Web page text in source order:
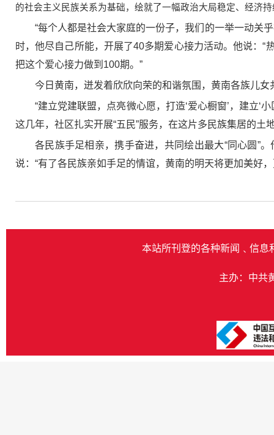
的社会主义民族关系为基础，绘就了一幅政治大局稳定、经济
“每个人都是社会大家庭的一份子，我们的一举一动关
时，他尽自己所能，开展了40多期爱心接力活动。他说：
把这个爱心接力做到100期。”
今日黄南，迸发着欣欣向荣的和谐氛围，黄南各族儿
“建立党建联盟，点亮微心愿，打造‘爱心橱窗’，建立
这几年，社区扎实开展“五民”服务，在这片多民族集居的
各民族手足相亲，携手奋进，共同绘出最大“同心圆”
说：“有了各民族亲如手足的情谊，黄南的明天将更加美好
本站所刊登的各种新闻﹑信息
主办：中共